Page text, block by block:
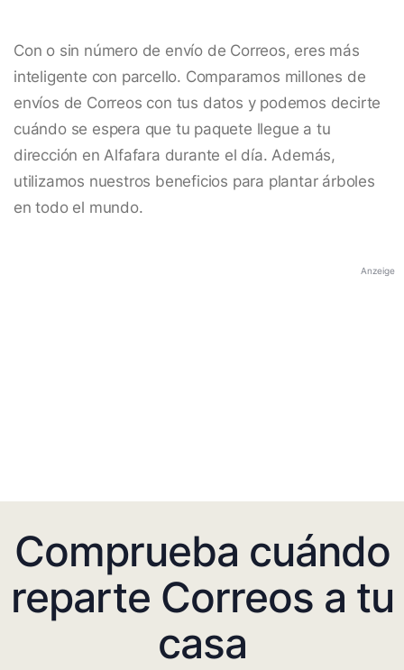
Con o sin número de envío de Correos, eres más
inteligente con parcello. Comparamos millones de
envíos de Correos con tus datos y podemos decirte
cuándo se espera que tu paquete llegue a tu
dirección en Alfafara durante el día. Además,
utilizamos nuestros beneficios para plantar árboles
en todo el mundo.
Anzeige
Comprueba cuándo
reparte Correos a tu
casa